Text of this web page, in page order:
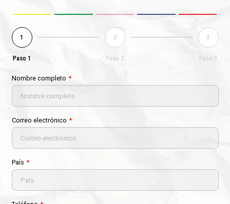
1
Paso 1
2
Paso 2
3
Paso 3
Nombre completo
Correo electrónico
País